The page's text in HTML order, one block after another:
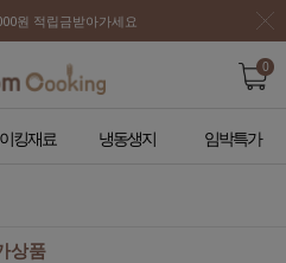
원 적립금받아가세요
0
킹재료 냉동생지 임박특가
상품